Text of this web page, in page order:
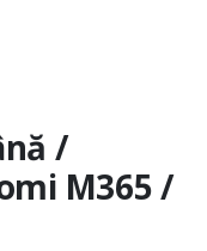
/
M365 /